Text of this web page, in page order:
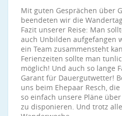
Mit guten Gesprächen über
beendeten wir die
Fazit unserer Reise: Man
auch Unbilden aufgefangen
ein Team zusammensteht
Ferienzeiten sollte man
möglich! Und auch so lange
Garant für Dauergutwetter!
uns beim Ehepaar Resch,
so einfach unsere Pläne
zu disponieren. Und trotz